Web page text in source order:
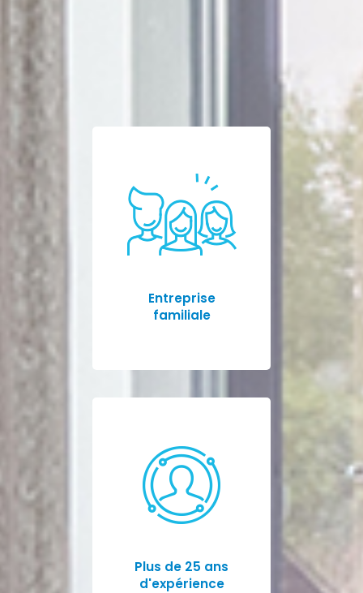
Entreprise
familiale
Plus de 25 ans
d'expérience